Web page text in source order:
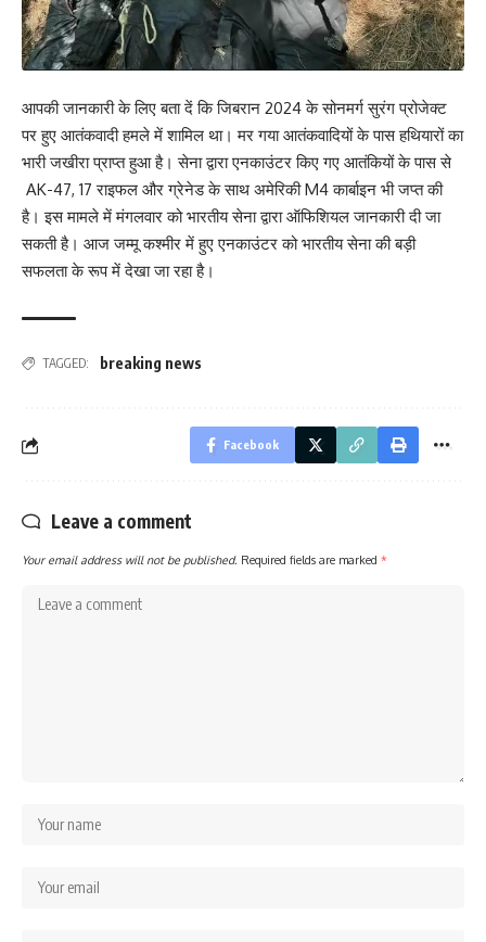
आपकी जानकारी के लिए बता दें कि जिबरान 2024 के सोनमर्ग सुरंग प्रोजेक्ट
पर हुए आतंकवादी हमले में शामिल था। मर गया आतंकवादियों के पास हथियारों का
भारी जखीरा प्राप्त हुआ है। सेना द्वारा एनकाउंटर किए गए आतंकियों के पास से
AK-47, 17 राइफल और ग्रेनेड के साथ अमेरिकी M4 कार्बाइन भी जप्त की
है। इस मामले में मंगलवार को भारतीय सेना द्वारा ऑफिशियल जानकारी दी जा
सकती है। आज जम्मू कश्मीर में हुए एनकाउंटर को भारतीय सेना की बड़ी
सफलता के रूप में देखा जा रहा है।
TAGGED: breaking news
Facebook
Leave a comment
Your email address will not be published. Required fields are marked *